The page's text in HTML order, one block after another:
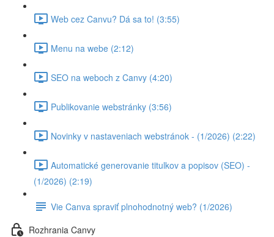
Web cez Canvu? Dá sa to! (3:55)
Menu na webe (2:12)
SEO na weboch z Canvy (4:20)
Publikovanie webstránky (3:56)
Novinky v nastaveniach webstránok - (1/2026) (2:22)
Automatické generovanie titulkov a popisov (SEO) -
(1/2026) (2:19)
Vie Canva spraviť plnohodnotný web? (1/2026)
Rozhrania Canvy